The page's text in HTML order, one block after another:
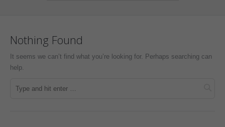
Nothing Found
It seems we can’t find what you’re looking for. Perhaps searching can
help.